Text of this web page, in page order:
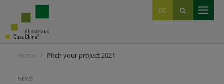
DE
IT
EN
Home Pitch your project 2021
NEWS